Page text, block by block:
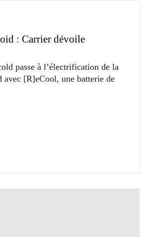
: Carrier dévoile
passe à l’électrification de la
avec [R]eCool, une batterie de